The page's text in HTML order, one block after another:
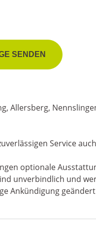
SENDEN
Allersberg,
Service
optionale
unverbindlich und
Ankündigung